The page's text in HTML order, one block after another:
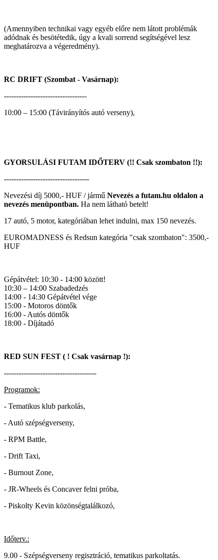
(Amennyiben technikai vagy egyéb előre nem látott problémák
adódnak és besötétedik, úgy a kvali sorrend segítségével lesz
meghatározva a végeredmény).
RC DRIFT (Szombat - Vasárnap):
----------------------------------
10:00 – 15:00 (Távirányítós autó verseny),
GYORSULÁSI FUTAM IDŐTERV (!! Csak szombaton !!):
-----------------------------------
Nevezési díj 5000,- HUF / jármű Nevezés a futam.hu oldalon a
nevezés menüpontban. Ha nem látható betelt!
17 autó, 5 motor, kategóriában lehet indulni, max 150 nevezés.
EUROMADNESS és Redsun kategória "csak szombaton": 3500,-
HUF
Gépátvétel: 10:30 - 14:00 között!
10:30 – 14:00 Szabadedzés
14:00 - 14:30 Gépátvétel vége
15:00 - Motoros döntők
16:00 - Autós döntők
18:00 - Díjátadó
RED SUN FEST ( ! Csak vasárnap !):
--------------------------------------
Programok:
- Tematikus klub parkolás,
- Autó szépségverseny,
- RPM Battle,
- Drift Taxi,
- Burnout Zone,
- JR-Wheels és Concaver felni próba,
- Piskolty Kevin közönségtalálkozó,
Időterv.:
9.00 - Szépségverseny regisztráció, tematikus parkoltatás.